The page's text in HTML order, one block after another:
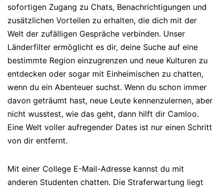
sofortigen Zugang zu Chats, Benachrichtigungen und
zusätzlichen Vorteilen zu erhalten, die dich mit der
Welt der zufälligen Gespräche verbinden. Unser
Länderfilter ermöglicht es dir, deine Suche auf eine
bestimmte Region einzugrenzen und neue Kulturen zu
entdecken oder sogar mit Einheimischen zu chatten,
wenn du ein Abenteuer suchst. Wenn du schon immer
davon geträumt hast, neue Leute kennenzulernen, aber
nicht wusstest, wie das geht, dann hilft dir Camloo.
Eine Welt voller aufregender Dates ist nur einen Schritt
von dir entfernt.
Mit einer College E-Mail-Adresse kannst du mit
anderen Studenten chatten. Die Straferwartung liegt